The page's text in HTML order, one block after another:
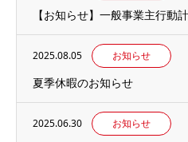
【お知らせ】一般事業主行動
2025.08.05 お知らせ
夏季休暇のお知らせ
2025.06.30 お知らせ